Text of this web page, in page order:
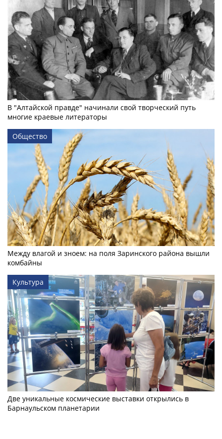
В "Алтайской правде" начинали свой творческий путь
многие краевые литераторы
Общество
Между влагой и зноем: на поля Заринского района вышли
комбайны
Культура
Две уникальные космические выставки открылись в
Барнаульском планетарии